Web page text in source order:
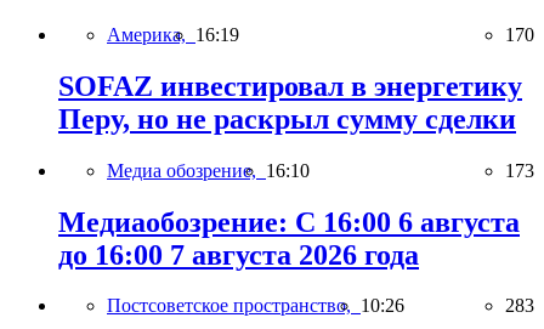
Америка, 16:19 170
SOFAZ инвестировал в энергетику
Перу, но не раскрыл сумму сделки
Медиа обозрение, 16:10 173
Медиаобозрение: С 16:00 6 августа
до 16:00 7 августа 2026 года
Постсоветское пространство, 10:26 283